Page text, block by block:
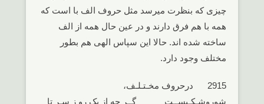
چیزی که بنظرت میرسد مثل حروف الف با است که
همه با هم فرق دارند و در عین حال همه از الف
ساخته شده اند. حالا این سپاس الهی هم بطور
مختلف وجود دارد.
2915 درحروف مخـتـلـف،
شوروشـکـیســت گــر چه از یک رو ز سـر تا